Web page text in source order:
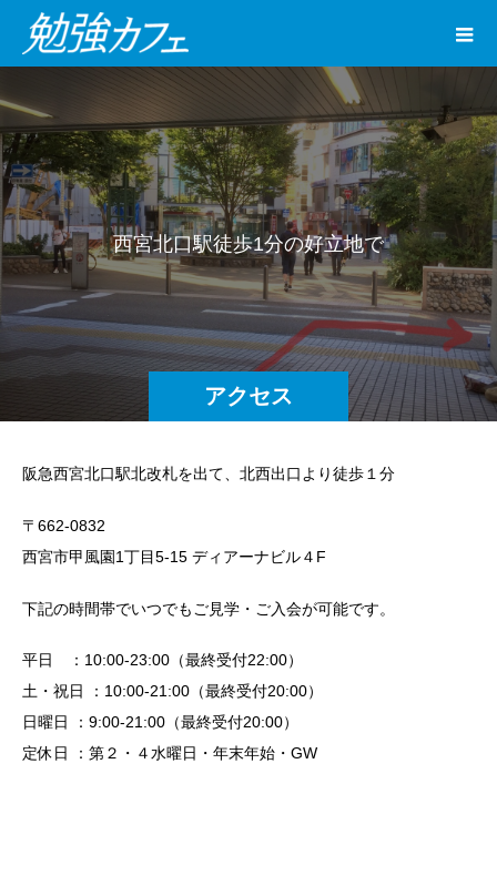
アクセス
西 宮北口駅徒歩1分の好立地で通いやす い。
阪急西宮北口駅北改札を出て、北西出口より徒歩１分
〒662-0832
西宮市甲風園1丁目5-15 ディアーナビル４F
下記の時間帯でいつでもご見学・ご入会が可能です。
平日 ：10:00-23:00（最終受付22:00）
土・祝日 ：10:00-21:00（最終受付20:00）
日曜日 ：9:00-21:00（最終受付20:00）
定休日 ：第２・４水曜日・年末年始・GW